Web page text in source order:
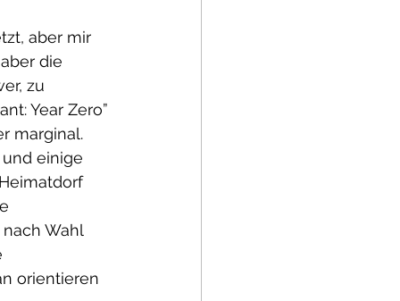
aber mir
die
zu
Year Zero”
marginal.
einige
Wahl
orientieren